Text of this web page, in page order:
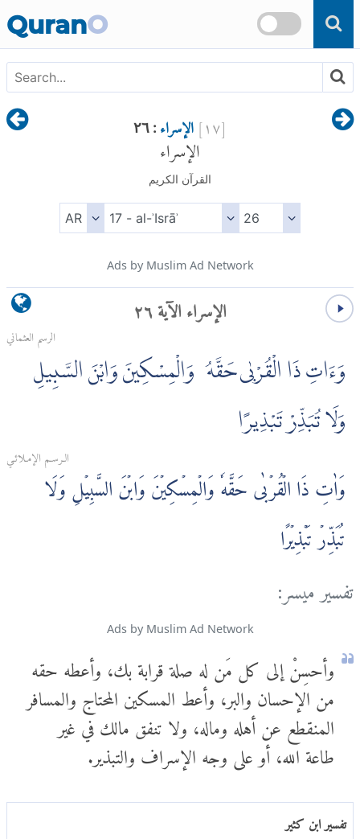
Skip to main content
QuranO
[١٧]الإسراء : ٢٦ الإسراء
القرآن الكريم
Ads by Muslim Ad Network
الإسراء الآية ٢٦
الرسم العثماني
وَءَاتِ ذَا الْقُرْبٰى حَقَّهُۥ وَالْمِسْكِينَ وَابْنَ السَّبِيلِ
وَلَا تُبَذِّرْ تَبْذِيرًا
الـرسـم الإمـلائـي
وَاٰتِ ذَا الۡقُرۡبٰى حَقَّهٗ وَالۡمِسۡكِيۡنَ وَابۡنَ السَّبِيۡلِ وَلَا
تُبَذِّرۡ تَبۡذِيۡرًا
تفسير ميسر:
Ads by Muslim Ad Network
وأحسِنْ إلى كل مَن له صلة قرابة بك، وأعطه حقه
من الإحسان والبر، وأعط المسكين المحتاج والمسافر
المنقطع عن أهله وماله، ولا تنفق مالك في غير
طاعة الله، أو على وجه الإسراف والتبذير.
تفسير ابن كثير